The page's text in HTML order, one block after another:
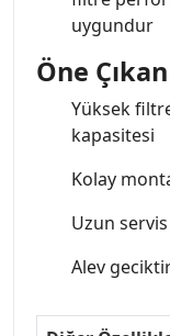
uygundur
Öne
Yüksek
kapasitesi
Kolay
Uzun
Alev